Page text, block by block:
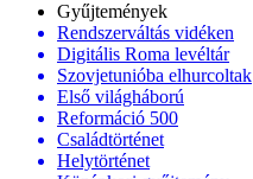
Gyűjtemények
Rendszerváltás vidéken
Digitális Roma levéltár
Szovjetunióba elhurcoltak
Első világháború
Reformáció 500
Családtörténet
Helytörténet